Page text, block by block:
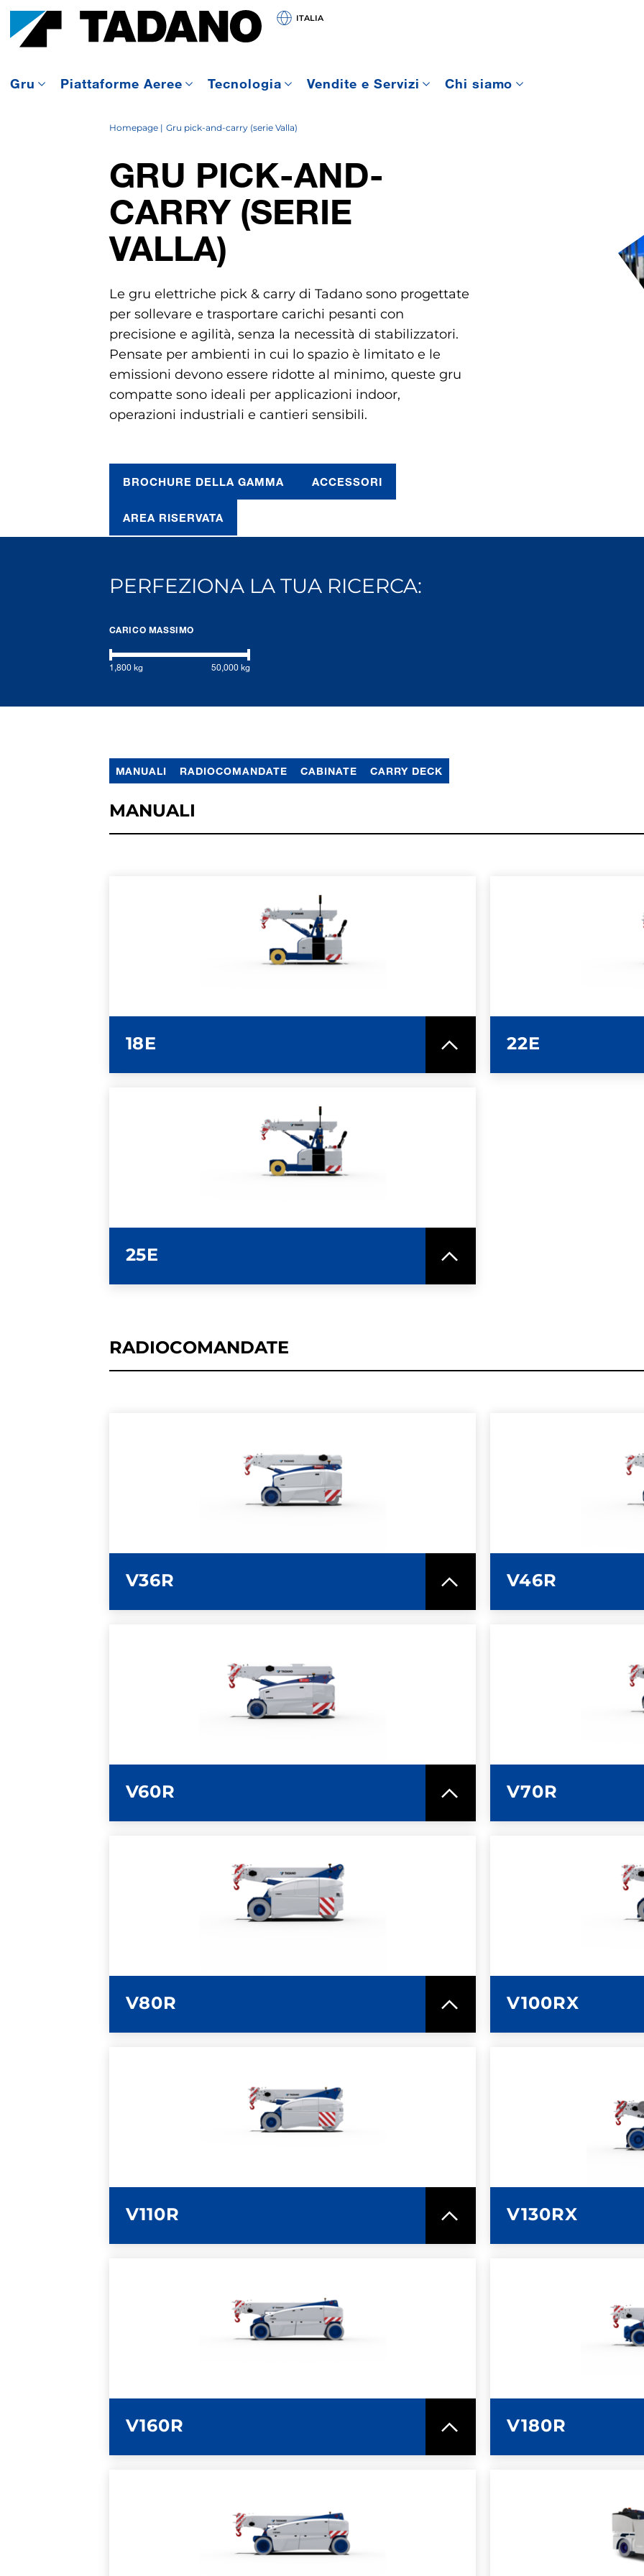
ITALIA
Gru Piattaforme Aeree Tecnologia Vendite e Servizi Chi siamo
Homepage Gru pick-and-carry (serie Valla)
GRU PICK-AND-
CARRY (SERIE
VALLA)
Le gru elettriche pick & carry di Tadano sono progettate
per sollevare e trasportare carichi pesanti con
precisione e agilità, senza la necessità di stabilizzatori.
Pensate per ambienti in cui lo spazio è limitato e le
emissioni devono essere ridotte al minimo, queste gru
compatte sono ideali per applicazioni indoor,
operazioni industriali e cantieri sensibili.
BROCHURE DELLA GAMMA ACCESSORI
AREA RISERVATA
PERFEZIONA LA TUA RICERCA:
CARICO MASSIMO
1,800 kg 50,000 kg
MANUALI RADIOCOMANDATE CABINATE CARRY DECK
MANUALI
18E
ULTERIORI INFORMAZIONI
22E
25E
ULTERIORI INFORMAZIONI
RADIOCOMANDATE
V36R
ULTERIORI INFORMAZIONI
V46R
V60R
ULTERIORI INFORMAZIONI
SCHEDA TECNICA
V70R
V80R
ULTERIORI INFORMAZIONI
V100RX
V110R
ULTERIORI INFORMAZIONI
V130RX
V160R
ULTERIORI INFORMAZIONI
V180R
ULTERIORI INFORMAZIONI